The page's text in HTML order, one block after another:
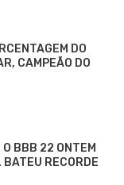
DO
CAMPEÃO DO
O BBB 22 ONTEM
BATEU RECORDE